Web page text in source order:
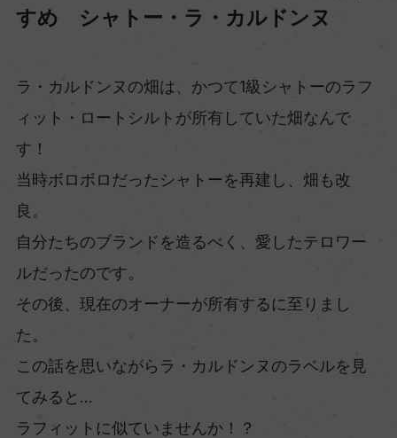
すめ シャトー・ラ・カルドンヌ
ラ・カルドンヌの畑は、かつて1級シャトーのラフ
ィット・ロートシルトが所有していた畑なんで
す！
当時ボロボロだったシャトーを再建し、畑も改
良。
自分たちのブランドを造るべく、愛したテロワー
ルだったのです。
その後、現在のオーナーが所有するに至りまし
た。
この話を思いながらラ・カルドンヌのラベルを見
てみると…
ラフィットに似ていませんか！？